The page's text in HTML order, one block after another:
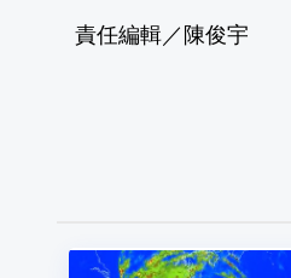
責任編輯／陳俊宇